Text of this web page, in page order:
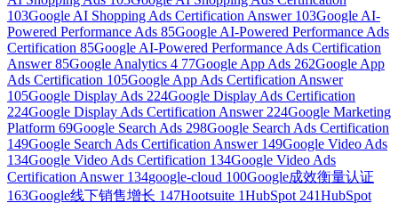
103Google AI Shopping Ads Certification Answer 103Google AI-
Powered Performance Ads 85Google AI-Powered Performance Ads
Certification 85Google AI-Powered Performance Ads Certification
Answer85Google Analytics 4 77Google App Ads 262Google App
Ads Certification 105Google App Ads Certification Answer
105Google Display Ads 224Google Display Ads Certification
224Google Display Ads Certification Answer 224Google Marketing
Platform 69Google Search Ads 298Google Search Ads Certification
149Google Search Ads Certification Answer 149Google Video Ads
134Google Video Ads Certification 134Google Video Ads
Certification Answer 134google-cloud 100Google成效衡量认证
163Google线下销售增长 147Hootsuite 1HubSpot 241HubSpot